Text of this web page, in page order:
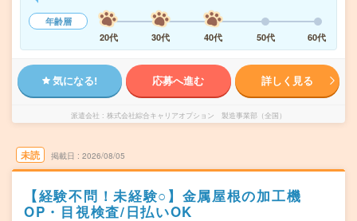
年齢層
20代
30代 40代 50代 60代
気になる! 応募へ進む 詳しく見る
派遣会社 株式会社綜合キャリアオプション 製造事業部（全国）
未読 掲載日 2026/08/05
【経験不問！未経験○】金属屋根の加工機
OP・目視検査/日払いOK